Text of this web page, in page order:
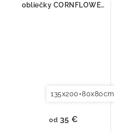
obliečky CORNFLOWER
135x200+80x80cm
od 35 €